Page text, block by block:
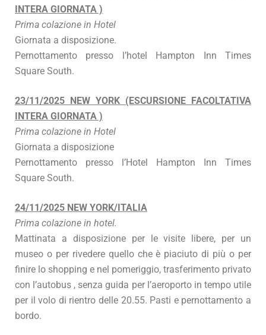
INTERA GIORNATA )
Prima colazione in Hotel
Giornata a disposizione.
Pernottamento presso l’hotel Hampton Inn Times
Square South.
23/11/2025 NEW YORK (ESCURSIONE FACOLTATIVA
INTERA GIORNATA )
Prima colazione in Hotel
Giornata a disposizione
Pernottamento presso l’Hotel Hampton Inn Times
Square South.
24/11/2025 NEW YORK/ITALIA
Prima colazione in hotel.
Mattinata a disposizione per le visite libere, per un
museo o per rivedere quello che è piaciuto di più o per
finire lo shopping e nel pomeriggio, trasferimento privato
con l’autobus , senza guida per l’aeroporto in tempo utile
per il volo di rientro delle 20.55. Pasti e pernottamento a
bordo.